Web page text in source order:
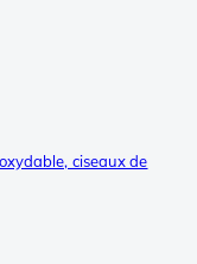
ciseaux de